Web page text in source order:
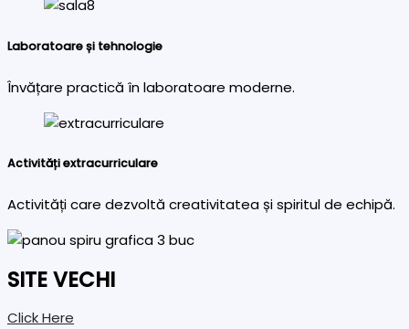
Laboratoare și tehnologie
Învățare practică în laboratoare moderne.
Activități extracurriculare
Activități care dezvoltă creativitatea și spiritul de echipă.
SITE VECHI
Click Here